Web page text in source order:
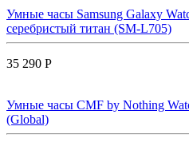
Умные часы Samsung Galaxy
серебристый титан (SM-L705)
35 290 Р
Умные часы CMF by Nothing
(Global)